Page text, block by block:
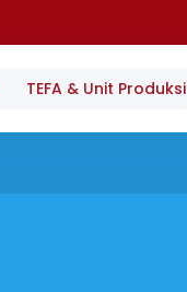
TEFA & Unit Produksi